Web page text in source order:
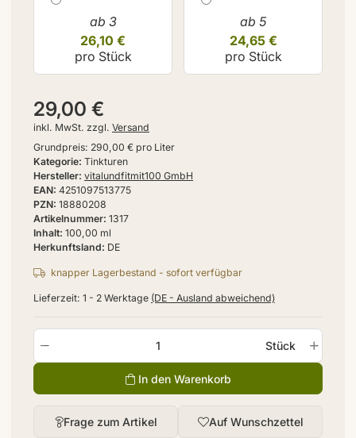
Inhalt 100,00 ml
Hersteller vitalundfitmit100 GmbH
Artikelnummer 1317
PZN 18880208
EAN 4251097513775
Herkunftsland DE
Kategorie Tinkturen
29,00 €
inkl. MwSt. zzgl. Versand
Grundpreis: 290,00 € pro Liter
Frage zum Artikel Auf Wunschzettel
Stück
In den Warenkorb
knapper Lagerbestand - sofort verfügbar
Lieferzeit: 1 - 2 Werktage (DE - Ausland abweichend)
ab 3
26,10 €
pro Stück
ab 5
24,65 €
pro Stück